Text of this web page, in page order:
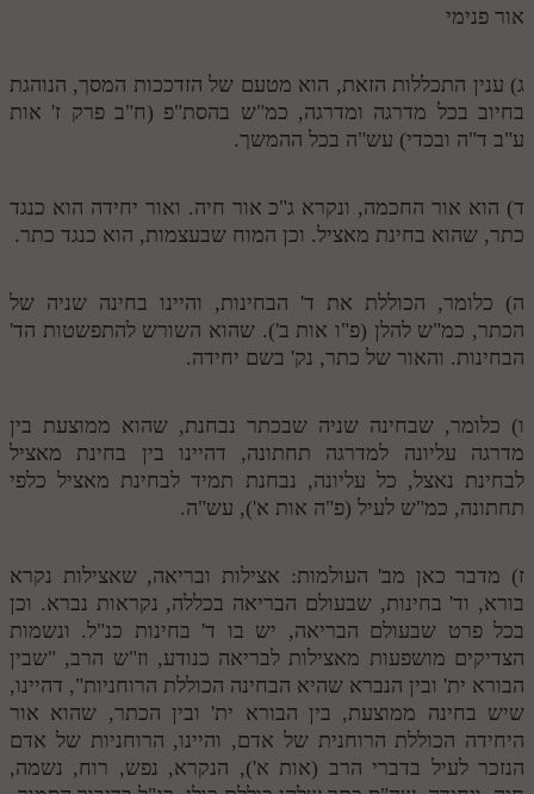
בית שער הכוונות
אודות האתר
אודות האתר
אתר הבית
דף היומי בזוהר הקדוש
אור פנימי
ג) ענין התכללות הזאת, הוא מטעם של הזדככות המסך, הנוהגת
בחיוב בכל מדרגה ומדרגה, כמ"ש בהסת"פ (ח"ב פרק ז' אות
ע"ב ד"ה ובכדי) עש"ה בכל ההמשך.
ד) הוא אור החכמה, ונקרא ג"כ אור חיה. ואור יחידה הוא כנגד
כתר, שהוא בחינת מאציל. וכן המוח שבעצמות, הוא כנגד כתר.
ה) כלומר, הכוללת את ד' הבחינות, והיינו בחינה שניה של
הכתר, כמ"ש להלן (פ"ו אות ב'). שהוא השורש להתפשטות הד'
הבחינות. והאור של כתר, נק' בשם יחידה.
ו) כלומר, שבחינה שניה שבכתר נבחנת, שהוא ממוצעת בין
מדרגה עליונה למדרגה תחתונה, דהיינו בין בחינת מאציל
לבחינת נאצל, כל עליונה, נבחנת תמיד לבחינת מאציל כלפי
תחתונה, כמ"ש לעיל (פ"ה אות א'), עש"ה.
ז) מדבר כאן מב' העולמות: אצילות ובריאה, שאצילות נקרא
בורא, וד' בחינות, שבעולם הבריאה בכללה, נקראות נברא. וכן
בכל פרט שבעולם הבריאה, יש בו ד' בחינות כנ"ל. ונשמות
הצדיקים מושפעות מאצילות לבריאה כנודע, וז"ש הרב, "שבין
הבורא ית' ובין הנברא שהיא הבחינה הכוללת הרוחניות", דהיינו,
שיש בחינה ממוצעת, בין הבורא ית' ובין הכתר, שהוא אור
היחידה הכוללת הרוחנית של אדם, והיינו, הרוחניות של אדם
הנזכר לעיל בדברי הרב (אות א'), הנקרא, נפש, רוח, נשמה,